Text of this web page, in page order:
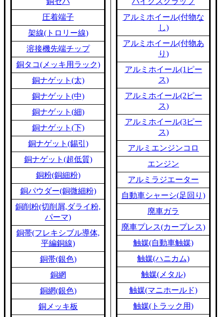
圧着端子
架線(トロリー線)
溶接機先端チップ
銅タコ(メッキ用ラック)
銅ナゲット(太)
銅ナゲット(中)
銅ナゲット(細)
銅ナゲット(下)
銅ナゲット(錫引)
銅ナゲット(超低質)
銅粉(銅細粉)
銅パウダー(銅微細粉)
銅削粉(切削屑,ダライ粉,
パーマ)
銅帯(フレキシブル導体,
平編銅線)
銅帯(銀色)
銅網
銅網(銀色)
銅メッキ板
アルミホイール(付物な
し)
アルミホイール(付物あ
り)
アルミホイール(1ピー
ス)
アルミホイール(2ピー
ス)
アルミホイール(3ピー
ス)
アルミエンジンコロ
エンジン
アルミラジエーター
自動車シャーシ(足回り)
廃車ガラ
廃車プレス(カープレス)
触媒(自動車触媒)
触媒(ハニカム)
触媒(メタル)
触媒(マニホールド)
触媒(トラック用)